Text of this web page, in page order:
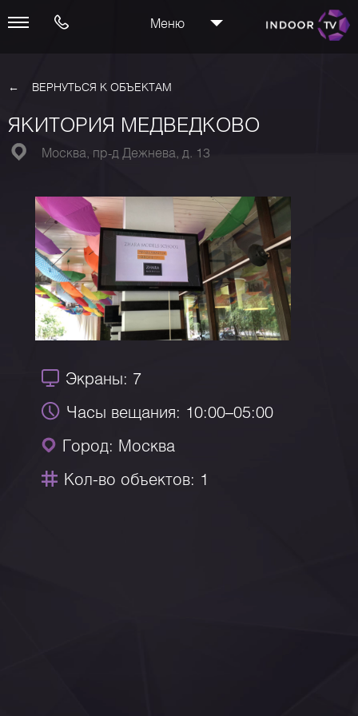
Меню
ВЕРНУТЬСЯ К ОБЪЕКТАМ
ЯКИТОРИЯ МЕДВЕДКОВО
Москва, пр-д Дежнева, д. 13
Экраны: 7
Часы вещания: 10:00–05:00
Город: Москва
Кол-во объектов: 1